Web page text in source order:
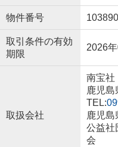
物件番号
取引条件の有効
期限
2026
取扱会社
南宝社
鹿児
TEL:
鹿児島
公益社
会